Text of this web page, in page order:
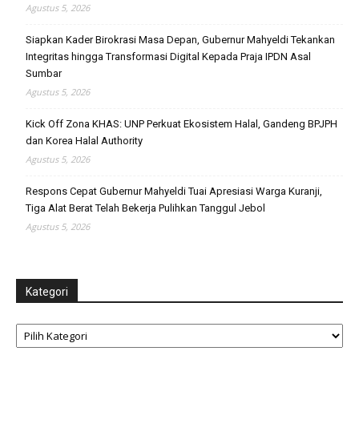
Agustus 5, 2026
Siapkan Kader Birokrasi Masa Depan, Gubernur Mahyeldi Tekankan
Integritas hingga Transformasi Digital Kepada Praja IPDN Asal
Sumbar
Agustus 5, 2026
Kick Off Zona KHAS: UNP Perkuat Ekosistem Halal, Gandeng BPJPH
dan Korea Halal Authority
Agustus 5, 2026
Respons Cepat Gubernur Mahyeldi Tuai Apresiasi Warga Kuranji,
Tiga Alat Berat Telah Bekerja Pulihkan Tanggul Jebol
Agustus 5, 2026
Kategori
Kategori